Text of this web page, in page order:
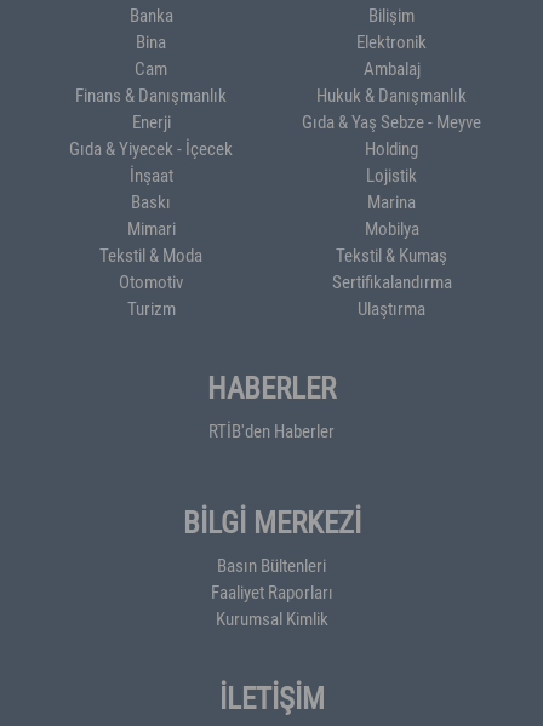
Banka
Bilişim
Bina
Elektronik
Cam
Ambalaj
Finans & Danışmanlık
Hukuk & Danışmanlık
Enerji
Gıda & Yaş Sebze - Meyve
Gıda & Yiyecek - İçecek
Holding
İnşaat
Lojistik
Baskı
Marina
Mimari
Mobilya
Tekstil & Moda
Tekstil & Kumaş
Otomotiv
Sertifikalandırma
Turizm
Ulaştırma
HABERLER
RTİB'den Haberler
BİLGİ MERKEZİ
Basın Bültenleri
Faaliyet Raporları
Kurumsal Kimlik
İLETİŞİM